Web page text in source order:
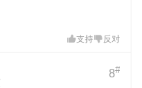
支持 反对
8#